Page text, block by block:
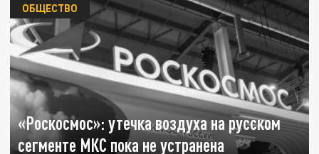
«Роскосмос»: утечка воздуха на русском
сегменте МКС пока не устранена
ОБЩЕСТВО